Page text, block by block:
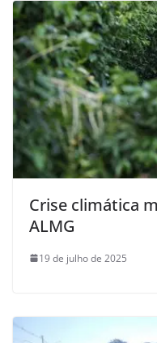
Crise climática
ALMG
19 de julho de 2025